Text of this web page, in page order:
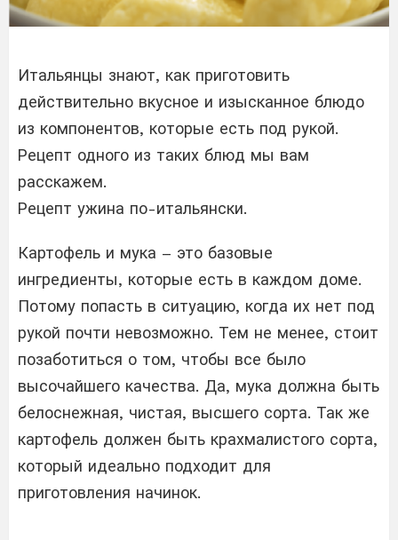
Итальянцы знают, как приготовить
действительно вкусное и изысканное блюдо
из компонентов, которые есть под рукой.
Рецепт одного из таких блюд мы вам
расскажем.
Рецепт ужина по-итальянски.
Картофель и мука – это базовые
ингредиенты, которые есть в каждом доме.
Потому попасть в ситуацию, когда их нет под
рукой почти невозможно. Тем не менее, стоит
позаботиться о том, чтобы все было
высочайшего качества. Да, мука должна быть
белоснежная, чистая, высшего сорта. Так же
картофель должен быть крахмалистого сорта,
который идеально подходит для
приготовления начинок.